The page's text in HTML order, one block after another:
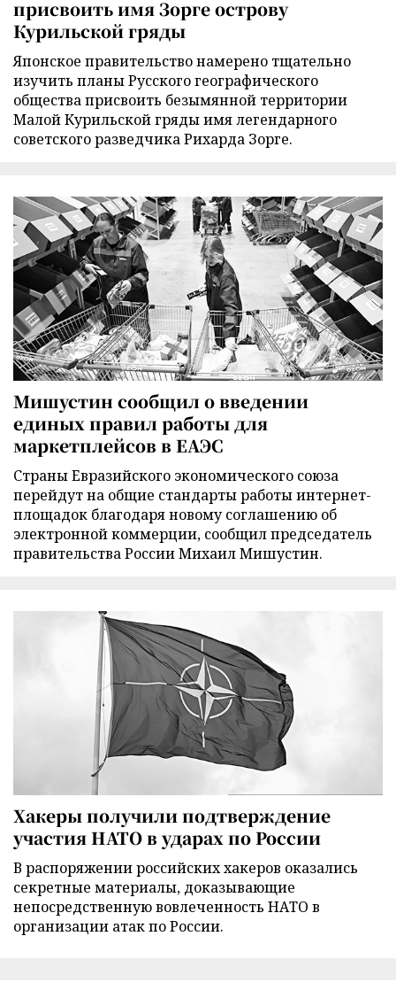
присвоить имя Зорге острову
Курильской гряды
Японское правительство намерено тщательно
изучить планы Русского географического
общества присвоить безымянной территории
Малой Курильской гряды имя легендарного
советского разведчика Рихарда Зорге.
Мишустин сообщил о введении
единых правил работы для
маркетплейсов в ЕАЭС
Страны Евразийского экономического союза
перейдут на общие стандарты работы интернет-
площадок благодаря новому соглашению об
электронной коммерции, сообщил председатель
правительства России Михаил Мишустин.
Хакеры получили подтверждение
участия НАТО в ударах по России
В распоряжении российских хакеров оказались
секретные материалы, доказывающие
непосредственную вовлеченность НАТО в
организации атак по России.